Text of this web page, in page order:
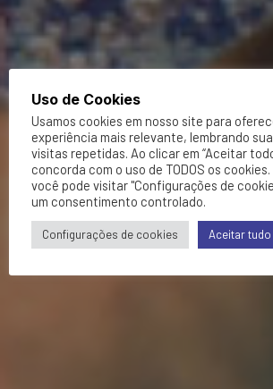
Uso de Cookies
Usamos cookies em nosso site para
experiência mais relevante, lembrando
visitas repetidas. Ao clicar em “Aceitar
concorda com o uso de TODOS os
você pode visitar "Configurações de
um consentimento controlado.
Configurações de cookies Aceitar tudo